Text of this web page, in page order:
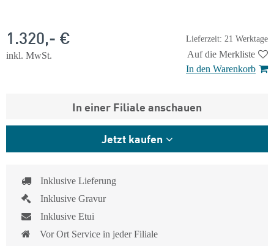
Lieferzeit: 21 Werktage
1.320,- €
inkl. MwSt.
Auf die Merkliste
In den Warenkorb
In einer Filiale anschauen
Jetzt kaufen
Inklusive Lieferung
Inklusive Gravur
Inklusive Etui
Vor Ort Service in jeder Filiale